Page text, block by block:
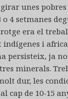
unes
4 setmanes
era el
i
persisteix, ja
minerals.
dur, les
cap de 10-15